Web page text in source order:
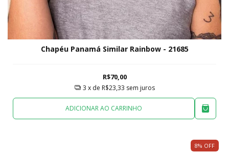
Chapéu Panamá Similar Rainbow - 21685
R$70,00
3 x de R$23,33 sem juros
ADICIONAR AO CARRINHO
8% OFF